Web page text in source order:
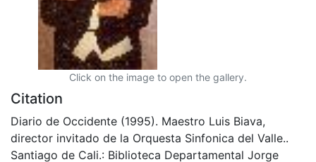
Click on the image to open the gallery.
Citation
Diario de Occidente (1995). Maestro Luis Biava,
director invitado de la Orquesta Sinfonica del Valle..
Santiago de Cali.: Biblioteca Departamental Jorge